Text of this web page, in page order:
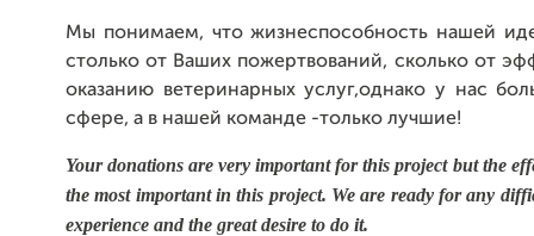
Мы понимаем, что жизнеспособность нашей
столько от Ваших пожертвований, сколько от
оказанию ветеринарных услуг,однако у нас
сфере, а в нашей команде -только лучшие!
Your donations are very important for this project but the
the most important in this project. We are ready for any
experience and the great desire to do it.